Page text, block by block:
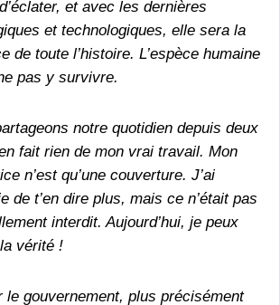
et avec les dernières
et technologiques, elle sera la
de toute l’histoire. L’espèce humaine
pas y survivre.
notre quotidien depuis deux
fait rien de mon vrai travail. Mon
n’est qu’une couverture. J’ai
de t’en dire plus, mais ce n’était pas
interdit. Aujourd’hui, je peux
vérité !
le gouvernement, plus précisément